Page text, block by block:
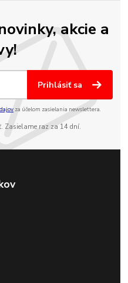
akcie a
Prihlásiť sa
za účelom zasielania newslettera.
Zasielame raz za 14 dní.